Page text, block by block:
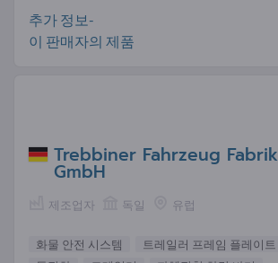
추가 정보-
이 판매자의 제품
Trebbiner Fahrzeug Fabrik
GmbH
제조업자 독일 유럽
화물 안전 시스템
트레일러 프레임 플레이트